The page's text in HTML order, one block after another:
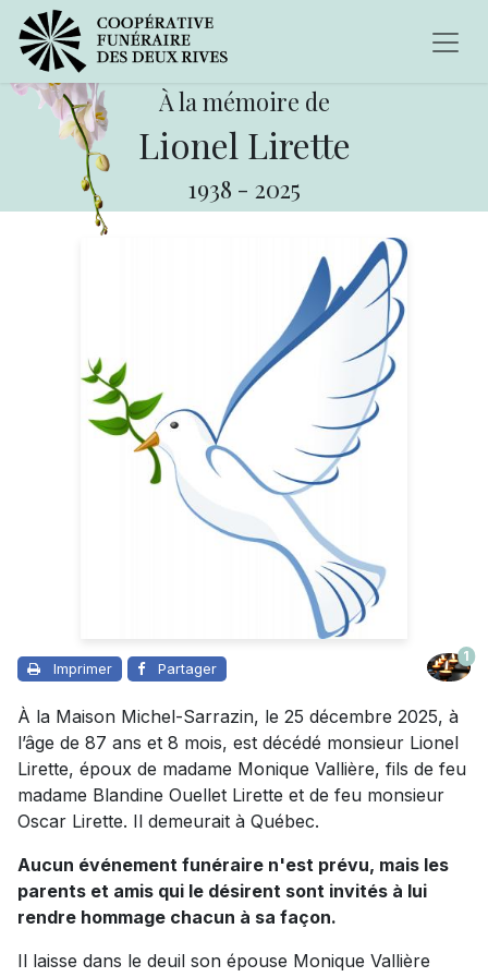
À la mémoire de
Lionel Lirette
1938 - 2025
Imprimer Partager
1
À la Maison Michel-Sarrazin, le 25 décembre 2025, à
l’âge de 87 ans et 8 mois, est décédé monsieur Lionel
Lirette, époux de madame Monique Vallière, fils de feu
madame Blandine Ouellet Lirette et de feu monsieur
Oscar Lirette. Il demeurait à Québec.
Aucun événement funéraire n'est prévu, mais les
parents et amis qui le désirent sont invités à lui
rendre hommage chacun à sa façon.
Il laisse dans le deuil son épouse Monique Vallière